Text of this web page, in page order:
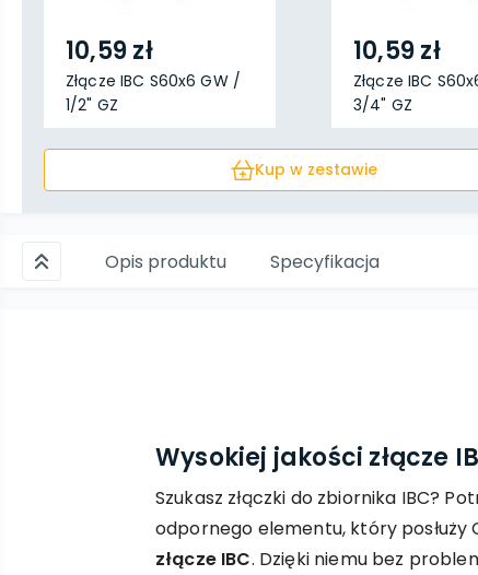
10,59 zł
Złącze IBC S60x6 GW /
1/2" GZ
10,59 zł
Złącze IBC
3/4" GZ
Kup w zestawie
Opis produktu Specyfikacja
Wysokiej jakości złącze
Szukasz złączki do zbiornika IBC?
odpornego elementu, który posłuży
złącze IBC. Dzięki niemu bez